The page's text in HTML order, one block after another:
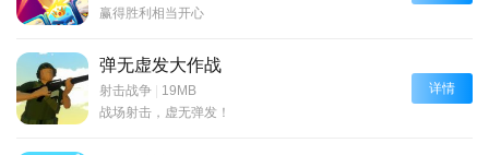
赢得胜利相当开心
弹无虚发大作战
射击战争
19MB
战场射击，虚无弹发！
详情